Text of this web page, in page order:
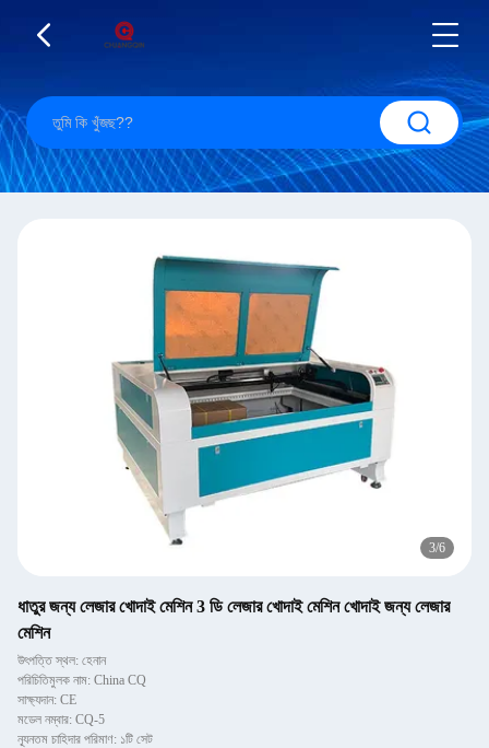
3/6
ধাতুর জন্য লেজার খোদাই মেশিন 3 ডি লেজার খোদাই মেশিন খোদাই জন্য লেজার
মেশিন
উৎপত্তি স্থল: হেনান
পরিচিতিমুলক নাম: China CQ
সাক্ষ্যদান: CE
মডেল নম্বার: CQ-5
ন্যূনতম চাহিদার পরিমাণ: ১টি সেট